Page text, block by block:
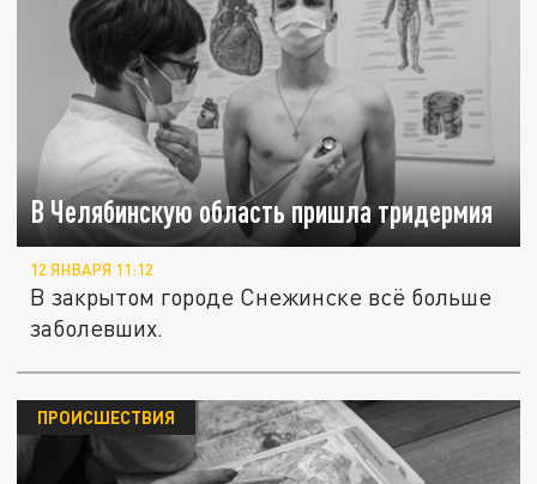
В Челябинскую область пришла тридермия
12 ЯНВАРЯ 11:12
В закрытом городе Снежинске всё больше
заболевших.
ПРОИСШЕСТВИЯ